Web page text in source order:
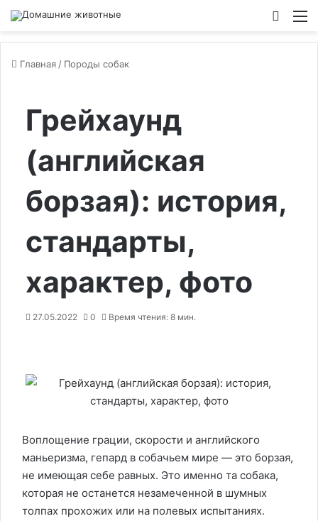
Главная / Породы собак
Грейхаунд
(английская
борзая): история,
стандарты,
характер, фото
27.05.2022 0 Время чтения: 8 мин.
Воплощение грации, скорости и английского
маньеризма, гепард в собачьем мире — это борзая,
не имеющая себе равных. Это именно та собака,
которая не останется незамеченной в шумных
толпах прохожих или на полевых испытаниях.